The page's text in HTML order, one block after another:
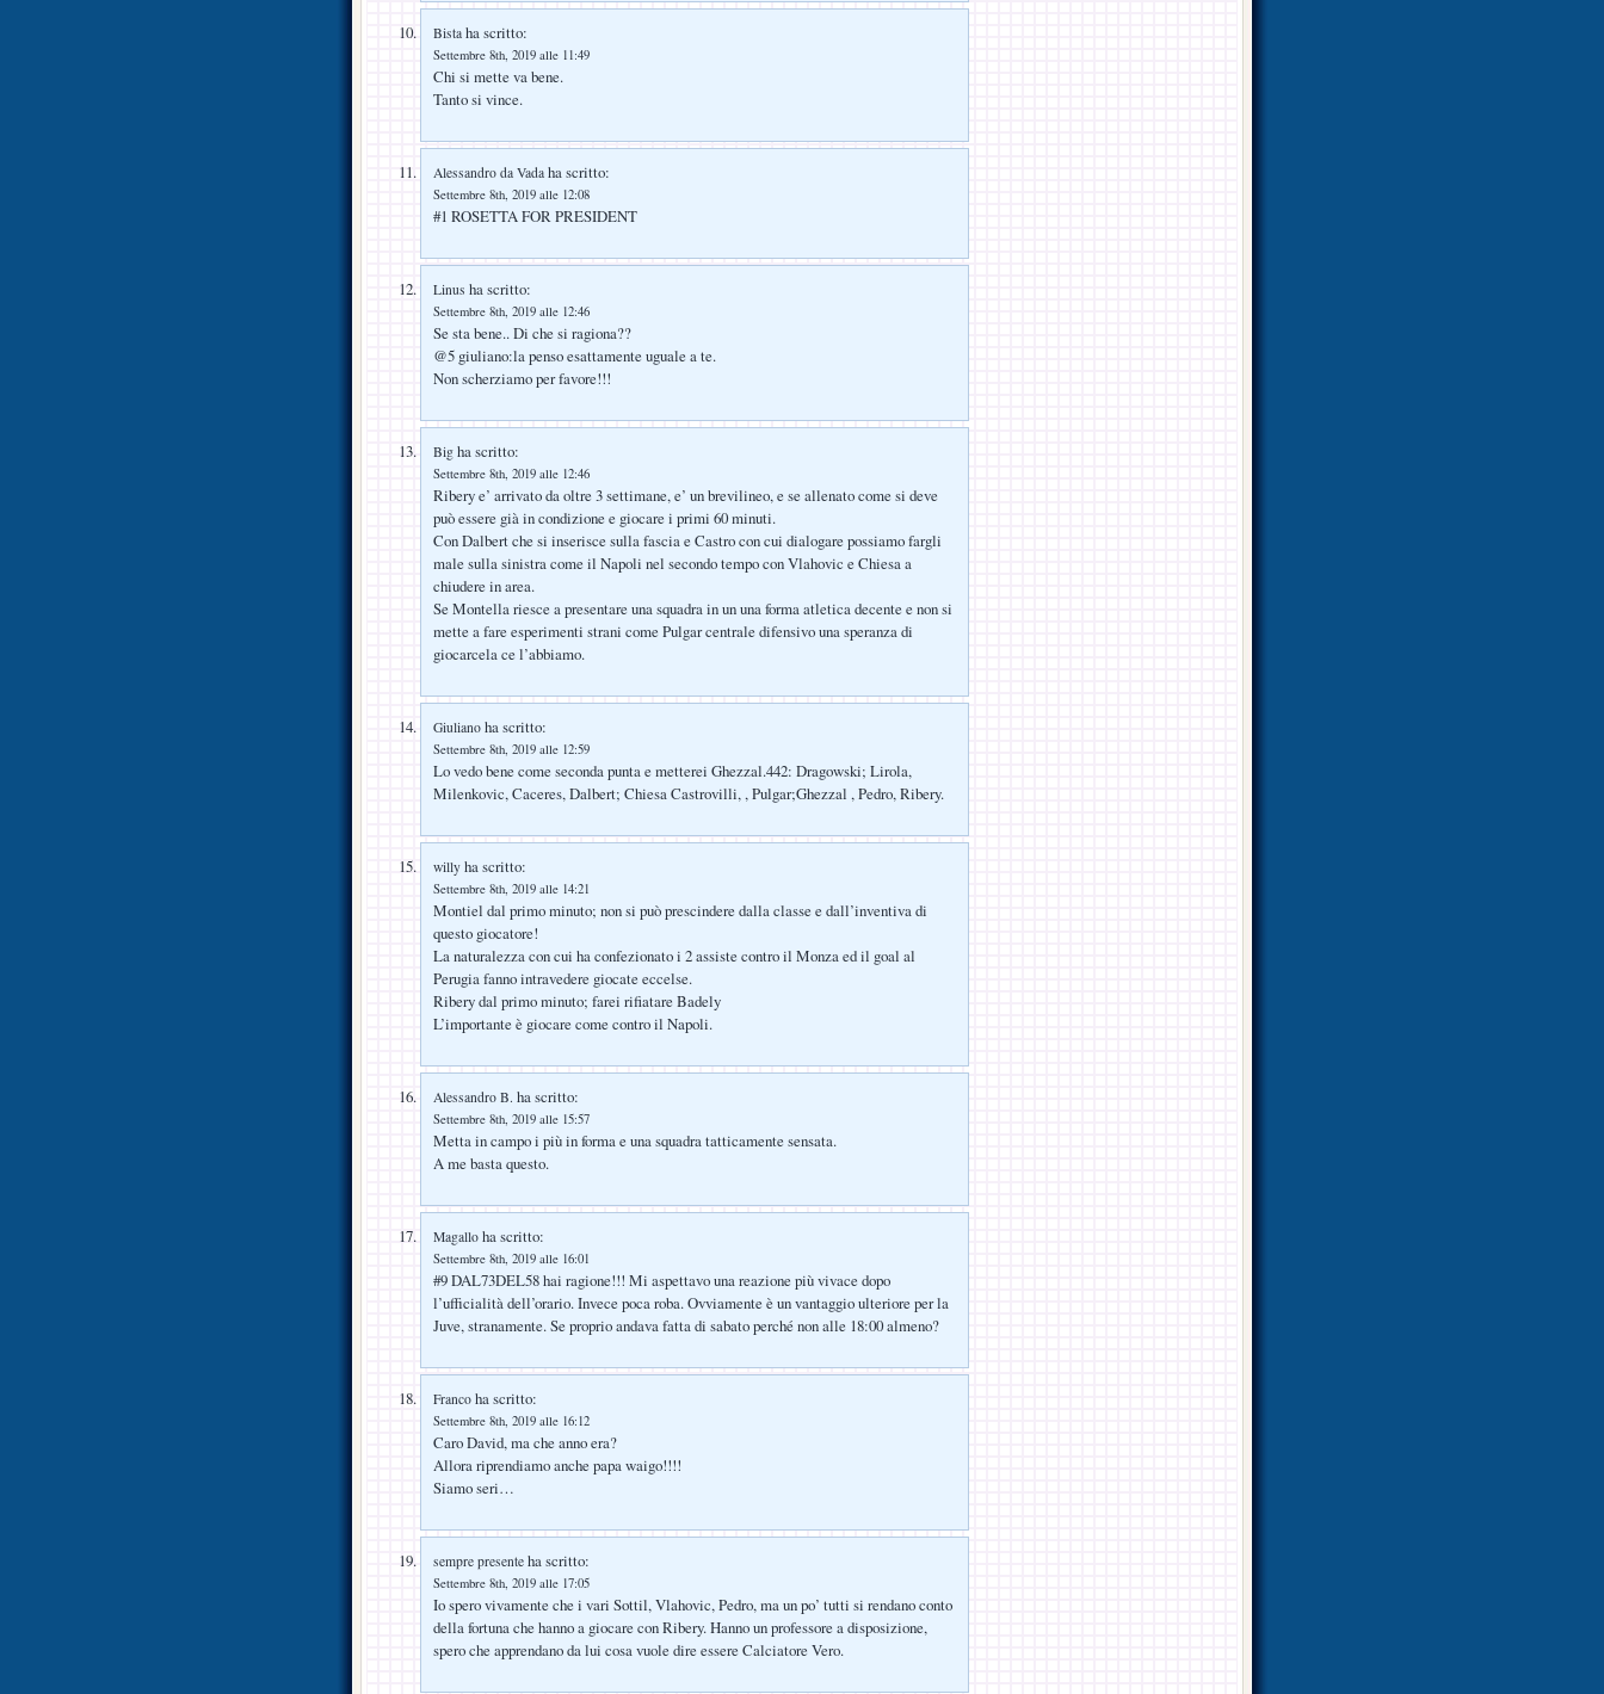
Bista ha scritto:
Settembre 8th, 2019 alle 11:49
Chi si mette va bene.
Tanto si vince.
Alessandro da Vada ha scritto:
Settembre 8th, 2019 alle 12:08
#1 ROSETTA FOR PRESIDENT
Linus ha scritto:
Settembre 8th, 2019 alle 12:46
Se sta bene.. Di che si ragiona??
@5 giuliano:la penso esattamente uguale a te.
Non scherziamo per favore!!!
Big ha scritto:
Settembre 8th, 2019 alle 12:46
Ribery e’ arrivato da oltre 3 settimane, e’ un brevilineo, e se allenato come si deve
può essere già in condizione e giocare i primi 60 minuti.
Con Dalbert che si inserisce sulla fascia e Castro con cui dialogare possiamo fargli
male sulla sinistra come il Napoli nel secondo tempo con Vlahovic e Chiesa a
chiudere in area.
Se Montella riesce a presentare una squadra in un una forma atletica decente e non si
mette a fare esperimenti strani come Pulgar centrale difensivo una speranza di
giocarcela ce l’abbiamo.
Giuliano ha scritto:
Settembre 8th, 2019 alle 12:59
Lo vedo bene come seconda punta e metterei Ghezzal.442: Dragowski; Lirola,
Milenkovic, Caceres, Dalbert; Chiesa Castrovilli, , Pulgar;Ghezzal , Pedro, Ribery.
willy ha scritto:
Settembre 8th, 2019 alle 14:21
Montiel dal primo minuto; non si può prescindere dalla classe e dall’inventiva di
questo giocatore!
La naturalezza con cui ha confezionato i 2 assiste contro il Monza ed il goal al
Perugia fanno intravedere giocate eccelse.
Ribery dal primo minuto; farei rifiatare Badely
L’importante è giocare come contro il Napoli.
Alessandro B. ha scritto:
Settembre 8th, 2019 alle 15:57
Metta in campo i più in forma e una squadra tatticamente sensata.
A me basta questo.
Magallo ha scritto:
Settembre 8th, 2019 alle 16:01
#9 DAL73DEL58 hai ragione!!! Mi aspettavo una reazione più vivace dopo
l’ufficialità dell’orario. Invece poca roba. Ovviamente è un vantaggio ulteriore per la
Juve, stranamente. Se proprio andava fatta di sabato perché non alle 18:00 almeno?
Franco ha scritto:
Settembre 8th, 2019 alle 16:12
Caro David, ma che anno era?
Allora riprendiamo anche papa waigo!!!!
Siamo seri…
sempre presente ha scritto:
Settembre 8th, 2019 alle 17:05
Io spero vivamente che i vari Sottil, Vlahovic, Pedro, ma un po’ tutti si rendano conto
della fortuna che hanno a giocare con Ribery. Hanno un professore a disposizione,
spero che apprendano da lui cosa vuole dire essere Calciatore Vero.